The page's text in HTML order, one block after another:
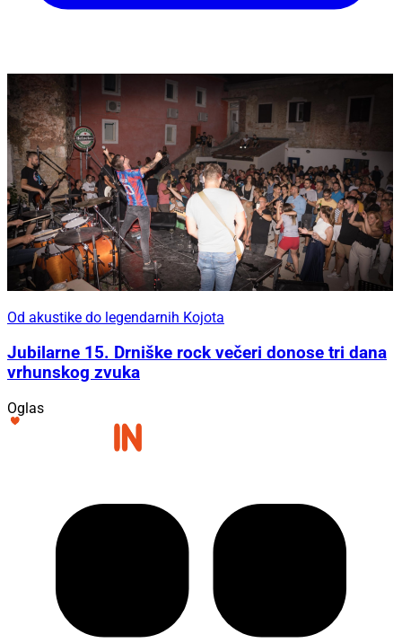
Od akustike do legendarnih Kojota
Jubilarne 15. Drniške rock večeri donose tri dana
vrhunskog zvuka
Oglas